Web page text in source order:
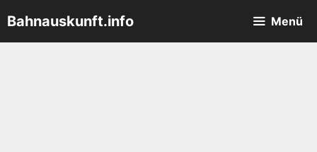
Inhalt
springen
Bahnauskunft.info Menü